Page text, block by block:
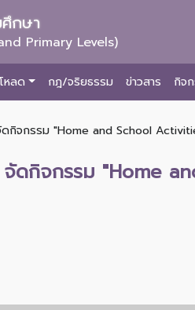
ศึกษา
Primary Levels)
หลด กฎ/จริยธรรม ข่าวสาร กิจ
กิจกรรม "Home and School
จัดกิจกรรม "Home